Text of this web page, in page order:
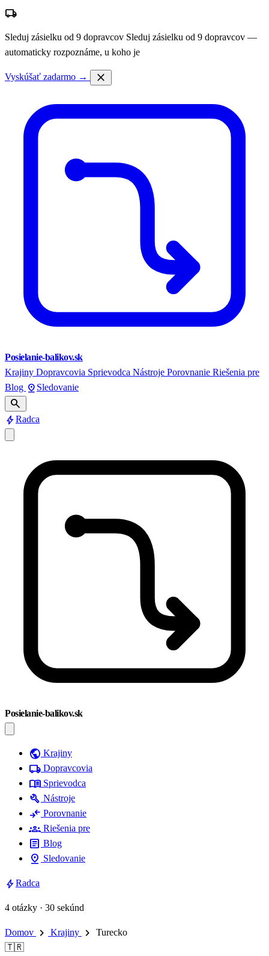
local_shipping
Sleduj zásielku od 9 dopravcov Sleduj zásielku od 9 dopravcov —
automaticky rozpoznáme, u koho je
Vyskúšať zadarmo → close
Posielanie-balikov.sk
Krajiny Dopravcovia Sprievodca Nástroje Porovnanie Riešenia pre
Blog pin_drop Sledovanie
search
boltRadca
Posielanie-balikov.sk
public Krajiny
local_shipping Dopravcovia
menu_book Sprievodca
build Nástroje
compare_arrows Porovnanie
groups Riešenia pre
article Blog
pin_drop Sledovanie
boltRadca
4 otázky · 30 sekúnd
Domov chevron_right Krajiny chevron_right
Turecko
🇹🇷